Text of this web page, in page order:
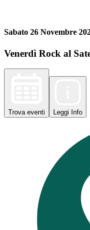
Sabato 26 Novembre
Venerdì Rock al
Trova eventi Leggi Info